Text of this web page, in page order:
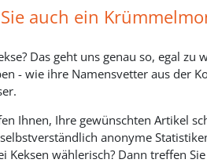
Versandkosten,
SOZIALE
auch ein
Das geht uns genau so, egal
- wie ihre Namensvetter aus der
Ihnen, Ihre gewünschten Artikel
anonyme
Keksen wählerisch? Dann treffen